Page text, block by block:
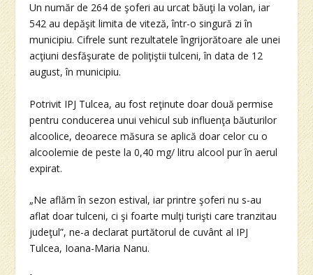
Un număr de 264 de şoferi au urcat băuţi la volan, iar
542 au depăşit limita de viteză, într-o singură zi în
municipiu. Cifrele sunt rezultatele îngrijorătoare ale unei
acţiuni desfăşurate de poliţiştii tulceni, în data de 12
august, în municipiu.
Potrivit IPJ Tulcea, au fost reţinute doar două permise
pentru conducerea unui vehicul sub influenţa băuturilor
alcoolice, deoarece măsura se aplică doar celor cu o
alcoolemie de peste la 0,40 mg/ litru alcool pur în aerul
expirat.
„Ne aflăm în sezon estival, iar printre şoferi nu s-au
aflat doar tulceni, ci şi foarte mulţi turişti care tranzitau
judeţul”, ne-a declarat purtătorul de cuvânt al IPJ
Tulcea, Ioana-Maria Nanu.